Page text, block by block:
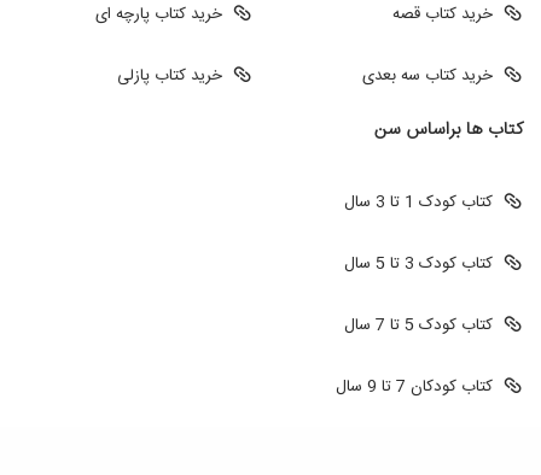
خرید کتاب قصه
خرید کتاب سه بعدی
خرید کتاب پارچه ای
خرید کتاب پازلی
کتاب ها براساس سن
کتاب کودک 1 تا 3 سال
کتاب کودک 3 تا 5 سال
کتاب کودک 5 تا 7 سال
کتاب کودکان 7 تا 9 سال